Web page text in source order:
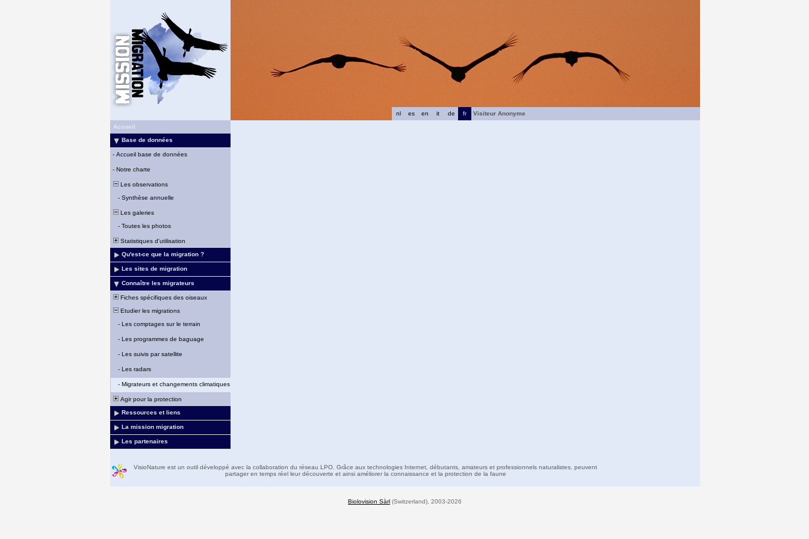
fr
de
it
en
es
nl
Visiteur Anonyme
Accueil
Base de données
- Accueil base de données
- Notre charte
Les observations
- Synthèse annuelle
Les galeries
- Toutes les photos
Statistiques d'utilisation
Qu'est-ce que la migration ?
Les sites de migration
Connaître les migrateurs
Fiches spécifiques des oiseaux
Etudier les migrations
- Les comptages sur le terrain
- Les programmes de baguage
- Les suivis par satellite
- Les radars
- Migrateurs et changements climatiques
Agir pour la protection
Ressources et liens
La mission migration
Les partenaires
VisioNature est un outil développé avec la collaboration du réseau LPO. Grâce aux technologies Internet, débutants, amateurs et professionnels naturalistes, peuvent
partager en temps réel leur découverte et ainsi améliorer la connaissance et la protection de la faune
Biolovision Sàrl (Switzerland), 2003-2026